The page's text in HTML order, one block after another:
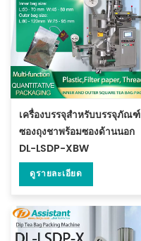
เครื่องบรรจุสำหรับบรรจุภัณฑ์
ซองถุงชาพร้อมซองด้านนอก
DL-LSDP-XBW
ดูรายละเอียด